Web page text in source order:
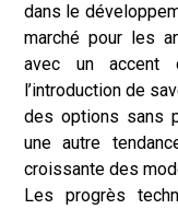
dans le
marché pour les
avec un accent
l’introduction de
des options sans
une autre
croissante des
Les progrès